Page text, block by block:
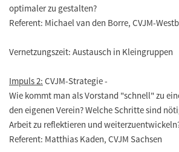
optimaler zu gestalten?
Referent: Michael van den Borre, CVJM-
Vernetzungszeit: Austausch in Kleingruppen
Impuls 2: CVJM-Strategie -
Wie kommt man als Vorstand "schnell" zu
den eigenen Verein? Welche Schritte sind
Arbeit zu reflektieren und
Referent: Matthias Kaden, CVJM Sachsen